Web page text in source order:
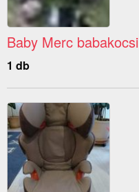
Baby Merc babakocsi
1 db